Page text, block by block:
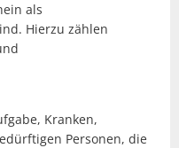
als
Hierzu zählen
Kranken,
Personen, die